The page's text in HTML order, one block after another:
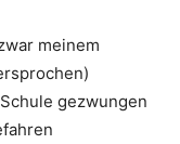
meinem
gezwungen